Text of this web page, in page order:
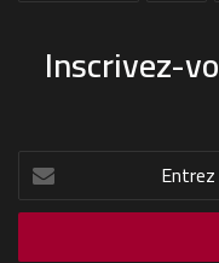
Inscrivez-
Entrez
votre
adresse